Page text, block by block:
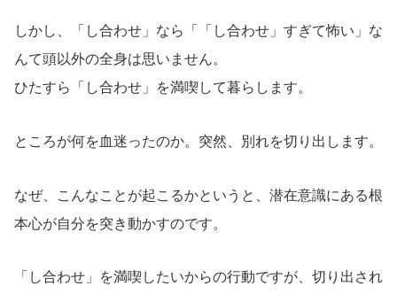
しかし、「し合わせ」なら「「し合わせ」すぎて怖い」な
んて頭以外の全身は思いません。
ひたすら「し合わせ」を満喫して暮らします。
ところが何を血迷ったのか。突然、別れを切り出します。
なぜ、こんなことが起こるかというと、潜在意識にある根
本心が自分を突き動かすのです。
「し合わせ」を満喫したいからの行動ですが、切り出され